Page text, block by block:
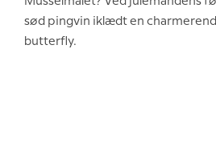
sød pingvin iklædt en
butterfly.